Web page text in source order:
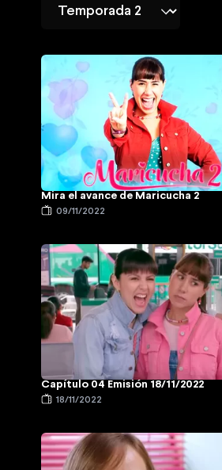
Mira el avance de Maricucha 2
09/11/2022
Capítulo 04 Emisión 18/11/2022
18/11/2022